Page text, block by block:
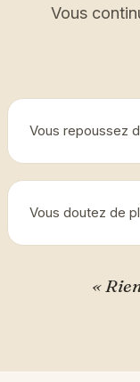
Vous
Vous repoussez
Vous doutez de
«